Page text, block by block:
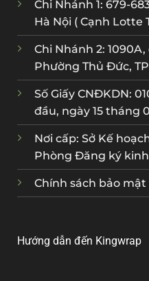
Chi Nhánh 1: 679-
Hà Nội ( Cạnh Lotte
Chi Nhánh 2:
Phường Thủ Đức,
Số Giấy CNĐKDN:
đầu, ngày 15 tháng
Nơi cấp: Sở Kế
Phòng Đăng ký
Chính sách bảo
Hướng dẫn đến Kingwrap